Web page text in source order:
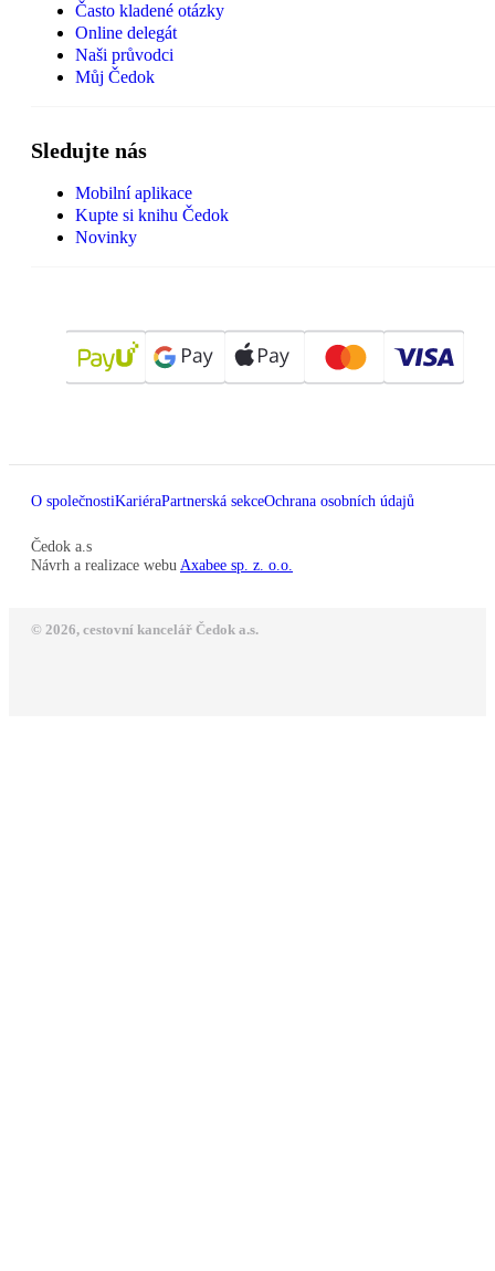
Často kladené otázky
Online delegát
Naši průvodci
Můj Čedok
Sledujte nás
Mobilní aplikace
Kupte si knihu Čedok
Novinky
O společnostiKariéraPartnerská sekceOchrana osobních údajů
Čedok a.s
Návrh a realizace webu Axabee sp. z. o.o.
© 2026, cestovní kancelář Čedok a.s.